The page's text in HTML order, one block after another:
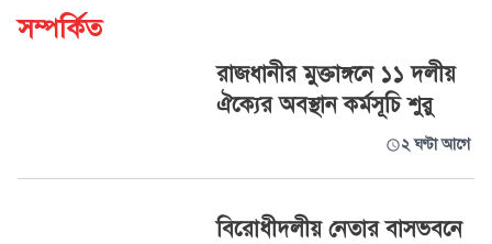
সম্পর্কিত
রাজধানীর মুক্তাঙ্গনে ১১ দলীয়
ঐক্যের অবস্থান কর্মসূচি শুরু
২ ঘণ্টা আগে
বিরোধীদলীয় নেতার বাসভবনে